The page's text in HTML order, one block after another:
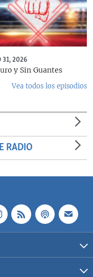
31, 2026
y Sin Guantes
Vea todos los episodios
RADIO